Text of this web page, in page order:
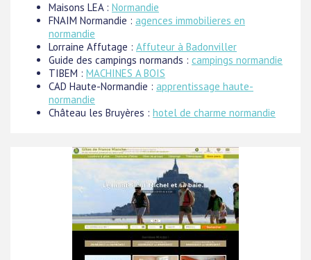
Maisons LEA : Normandie
FNAIM Normandie : agences immobilieres en
normandie
Lorraine Affutage : Affuteur à Badonviller
Guide des campings normands : campings normandie
TIBEM : MACHINES A BOIS
CAD Haute-Normandie : apprentissage haute-
normandie
Château les Bruyères : hotel de charme normandie